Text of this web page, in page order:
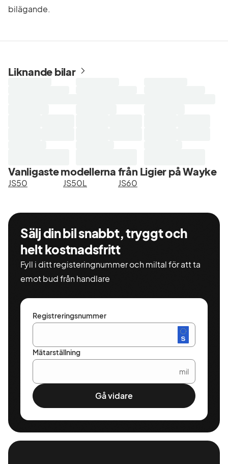
bilägande.
Liknande bilar
Vanligaste modellerna från Ligier på Wayke
JS50 JS50L JS60
Sälj din bil snabbt, tryggt och
helt kostnadsfritt
Fyll i ditt registeringnummer och miltal för att ta
emot bud från handlare
Registreringsnummer
Mätarställning
mil
Gå vidare